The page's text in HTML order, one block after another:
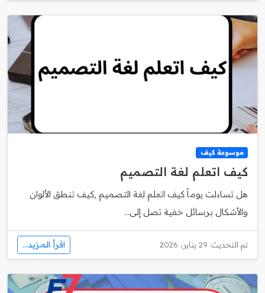
موسوعة كيف
كيف اتعلم لغة التصميم
هل تساءلت يوماً كيف اتعلم لغة التصميم ,كيف تنطق الألوان
والأشكال برسائل خفية تصل إلى...
تم التحديث: 29 يناير، 2026 اقرأ المزيد...